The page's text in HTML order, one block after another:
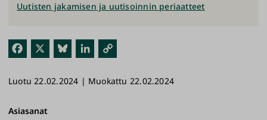
Fac
ok
Blu
y
Link
n
link
Uutisten jakamisen ja uutisoinnin periaatteet
Luotu 22.02.2024 | Muokattu 22.02.2024
Asiasanat